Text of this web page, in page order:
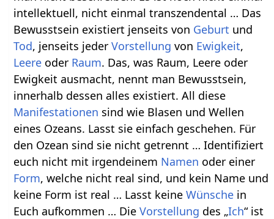
intellektuell, nicht einmal transzendental … Das
Bewusstsein existiert jenseits von Geburt und
Tod, jenseits jederVorstellung von Ewigkeit,
Leere oder Raum. Das, was Raum, Leere oder
Ewigkeit ausmacht, nennt man Bewusstsein,
innerhalb dessen alles existiert. All diese
Manifestationen sind wie Blasen und Wellen
eines Ozeans. Lasst sie einfach geschehen. Für
den Ozean sind sie nicht getrennt … Identifiziert
euch nicht mit irgendeinem Namen oder einer
Form, welche nicht real sind, und kein Name und
keine Form ist real … Lasst keineWünsche in
Euch aufkommen … DieVorstellung des „Ich“ ist